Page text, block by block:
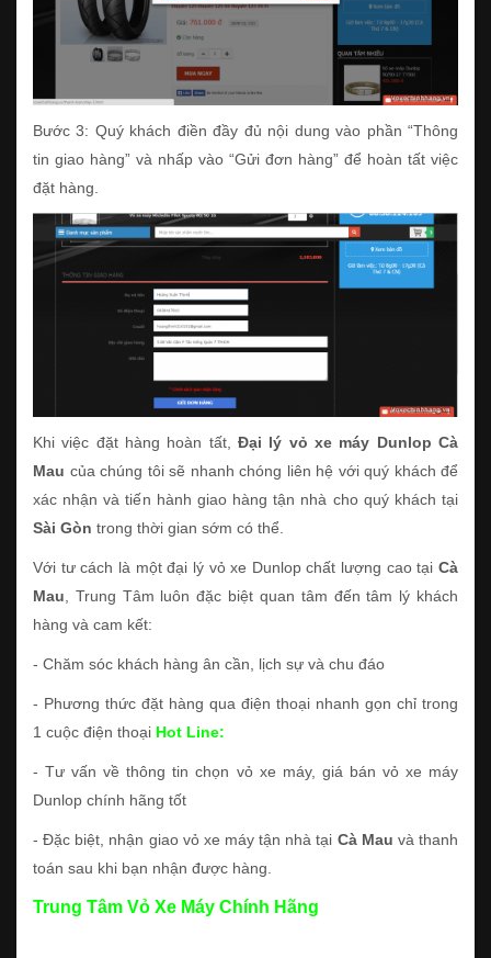
Bước 3: Quý khách điền đầy đủ nội dung vào phần “Thông
tin giao hàng” và nhấp vào “Gửi đơn hàng” để hoàn tất việc
đặt hàng.
Khi việc đặt hàng hoàn tất, Đại lý vỏ xe máy Dunlop Cà
Mau của chúng tôi sẽ nhanh chóng liên hệ với quý khách để
xác nhận và tiến hành giao hàng tận nhà cho quý khách tại
Sài Gòn trong thời gian sớm có thể.
Với tư cách là một đại lý vỏ xe Dunlop chất lượng cao tại Cà
Mau , Trung Tâm luôn đặc biệt quan tâm đến tâm lý khách
hàng và cam kết:
- Chăm sóc khách hàng ân cần, lịch sự và chu đáo
- Phương thức đặt hàng qua điện thoại nhanh gọn chỉ trong
1 cuộc điện thoại Hot Line:
- Tư vấn về thông tin chọn vỏ xe máy, giá bán vỏ xe máy
Dunlop chính hãng tốt
- Đặc biệt, nhận giao vỏ xe máy tận nhà tại Cà Mau và thanh
toán sau khi bạn nhận được hàng.
Trung Tâm Vỏ Xe Máy Chính Hãng